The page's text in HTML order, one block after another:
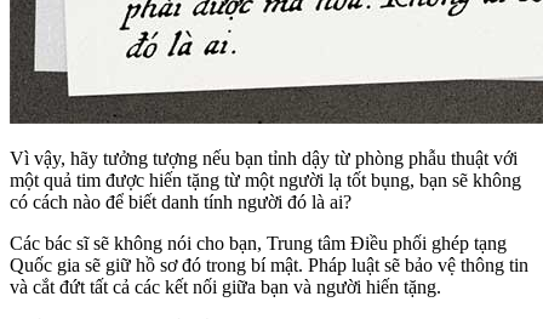
Vì vậy, hãy tưởng tượng nếu bạn tỉnh dậy từ phòng phẫu thuật với
một quả tim được hiến tặng từ một người lạ tốt bụng, bạn sẽ không
có cách nào để biết danh tính người đó là ai?
Các bác sĩ sẽ không nói cho bạn, Trung tâm Điều phối ghép tạng
Quốc gia sẽ giữ hồ sơ đó trong bí mật. Pháp luật sẽ bảo vệ thông tin
và cắt đứt tất cả các kết nối giữa bạn và người hiến tặng.